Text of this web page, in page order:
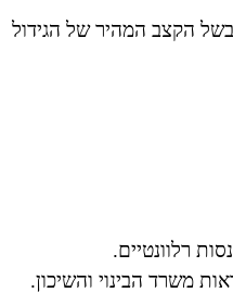
בשל הקצב המהיר של הגידול
רלוונטיים.
משרד הבינוי והשיכון.